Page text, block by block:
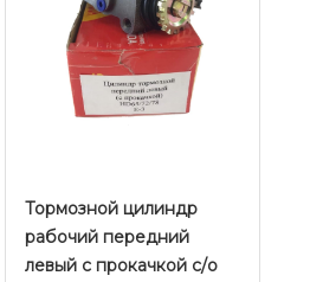
Тормозной цилиндр
рабочий передний
левый с прокачкой с/о